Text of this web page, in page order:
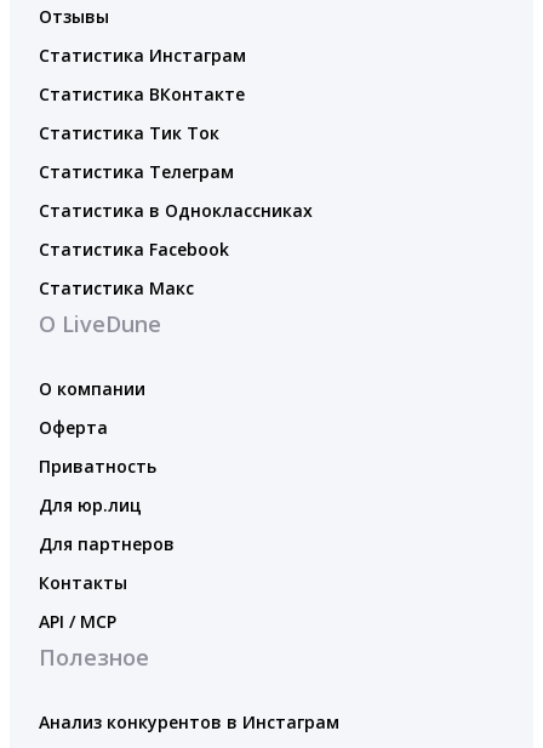
Отзывы
Статистика Инстаграм
Статистика ВКонтакте
Статистика Тик Ток
Статистика Телеграм
Статистика в Одноклассниках
Статистика Facebook
Статистика Макс
О LiveDune
О компании
Оферта
Приватность
Для юр.лиц
Для партнеров
Контакты
API / MCP
Полезное
Анализ конкурентов в Инстаграм